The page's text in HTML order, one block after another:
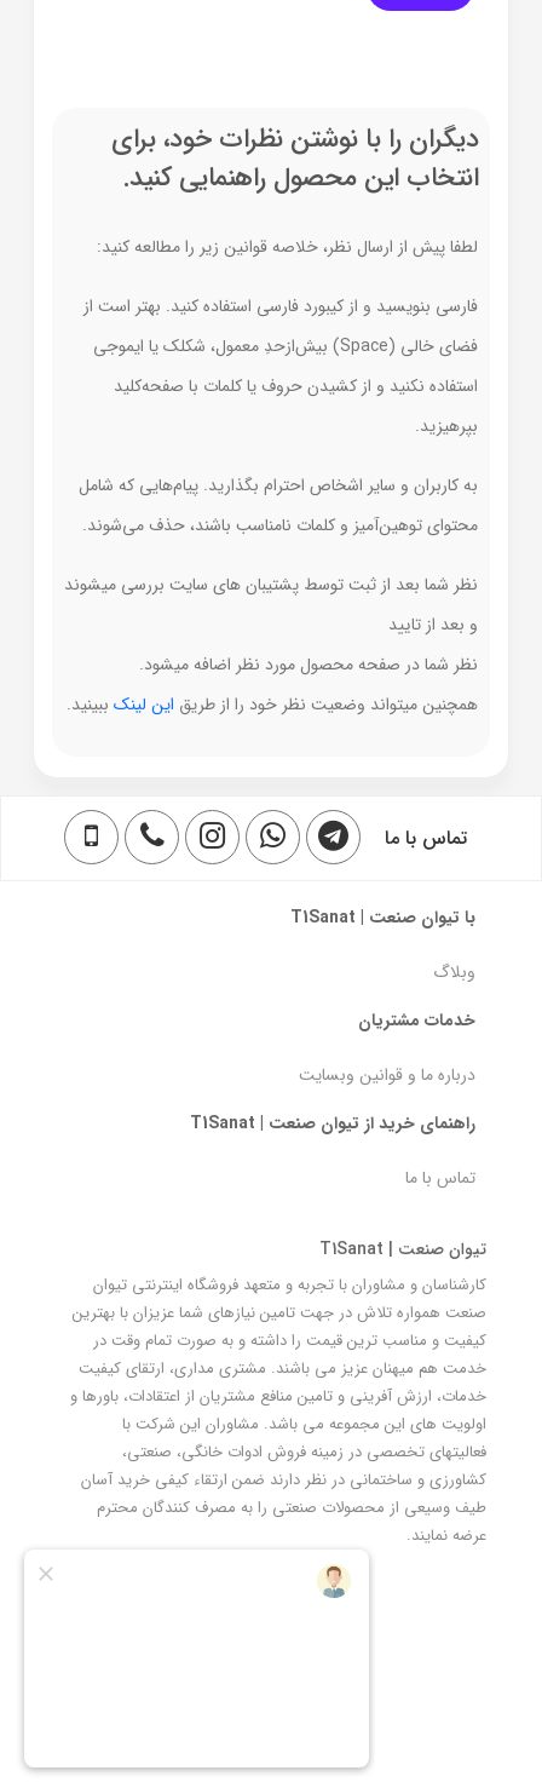
دیگران را با نوشتن نظرات خود، برای
انتخاب این محصول راهنمایی کنید.
لطفا پیش از ارسال نظر، خلاصه قوانین زیر را مطالعه کنید:
فارسی بنویسید و از کیبورد فارسی استفاده کنید. بهتر است از
فضای خالی (Space) بیش‌از‌حدِ معمول، شکلک یا ایموجی
استفاده نکنید و از کشیدن حروف یا کلمات با صفحه‌کلید
بپرهیزید.
به کاربران و سایر اشخاص احترام بگذارید. پیام‌هایی که شامل
محتوای توهین‌آمیز و کلمات نامناسب باشند، حذف می‌شوند.
نظر شما بعد از ثبت توسط پشتیبان های سایت بررسی میشوند
و بعد از تایید
نظر شما در صفحه محصول مورد نظر اضافه میشود.
همچنین میتواند وضعیت نظر خود را از طریق این لینک ببینید.
تماس با ما
با تیوان صنعت | T1Sanat
وبلاگ
خدمات مشتریان
درباره ما و قوانین وبسایت
راهنمای خرید از تیوان صنعت | T1Sanat
تماس با ما
تیوان صنعت | T1Sanat
کارشناسان و مشاوران با تجربه و متعهد فروشگاه اینترنتی تیوان
صنعت همواره تلاش در جهت تامین نیازهای شما عزیزان با بهترین
کیفیت و مناسب ترین قیمت را داشته و به صورت تمام وقت در
خدمت هم میهنان عزیز می باشند. مشتری مداری، ارتقای کیفیت
خدمات، ارزش آفرینی و تامین منافع مشتریان از اعتقادات، باورها و
اولویت های این مجموعه می باشد. مشاوران این شرکت با
فعالیتهای تخصصی در زمینه فروش ادوات خانگی، صنعتی،
کشاورزی و ساختمانی در نظر دارند ضمن ارتقاء کیفی خرید آسان
طیف وسیعی از محصولات صنعتی را به مصرف کنندگان محترم
عرضه نمایند.